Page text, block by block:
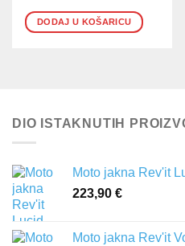
DODAJ U KOŠARICU
DIO ISTAKNUTIH
Moto jakna Rev'it
223,90 €
Moto jakna Rev'it